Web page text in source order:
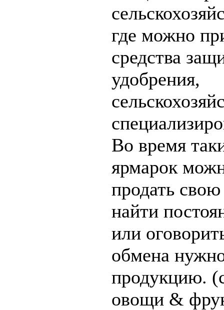
где можно
средства
удобрения,
Во время
ярмарок
продать
найти
или
обмена
продукцию.
овощи &